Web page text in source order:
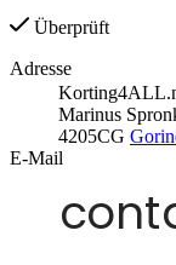
Überprüft
Adresse
Marinus
4205CG
E-Mail